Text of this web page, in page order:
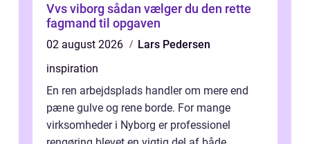
Vvs viborg sådan vælger du den rette
fagmand til opgaven
02 august 2026
Lars Pedersen
inspiration
En ren arbejdsplads handler om mere end
pæne gulve og rene borde. For mange
virksomheder i Nyborg er professionel